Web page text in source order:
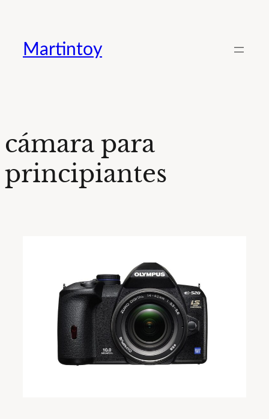
contenido
Martintoy
cámara para
principiantes